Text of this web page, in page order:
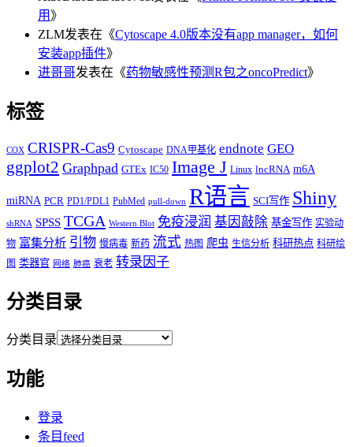
用 》
ZLM发表在《Cytoscape 4.0版本没有app manager，如何
安装app插件》
进哥哥发表在《药物敏感性预测R包之oncoPredict》
标签
COX CRISPR-Cas9 Cytoscape DNA甲基化 endnote GEO
ggplot2 Graphpad GTEx IC50 Image J Linux lncRNA m6A
miRNA PCR PD1/PDL1 PubMed pull-down R语言 SCI写作 Shiny
shRNA SPSS TCGA Western Blot 免疫浸润 基因敲除 基金写作 实验动
物 富集分析 引物 慢病毒 新药 流式 热图 爬虫 生信分析 科研热点 科研绘
图 类器官 网络 肺癌 衰老 转录因子
分类目录
分类目录
功能
登录
条目feed